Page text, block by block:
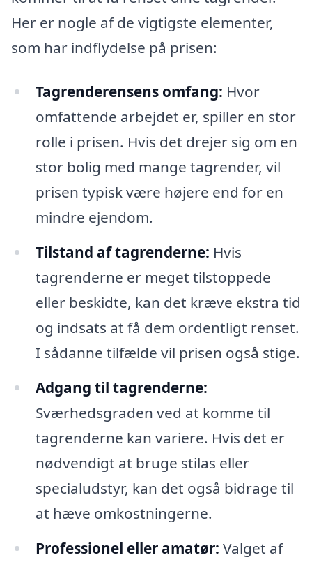
Her er nogle af de vigtigste elementer,
som har indflydelse på prisen:
Tagrenderensens omfang: Hvor
omfattende arbejdet er, spiller en stor
rolle i prisen. Hvis det drejer sig om en
stor bolig med mange tagrender, vil
prisen typisk være højere end for en
mindre ejendom.
Tilstand af tagrenderne: Hvis
tagrenderne er meget tilstoppede
eller beskidte, kan det kræve ekstra tid
og indsats at få dem ordentligt renset.
I sådanne tilfælde vil prisen også stige.
Adgang til tagrenderne:
Sværhedsgraden ved at komme til
tagrenderne kan variere. Hvis det er
nødvendigt at bruge stilas eller
specialudstyr, kan det også bidrage til
at hæve omkostningerne.
Professionel eller amatør: Valget af